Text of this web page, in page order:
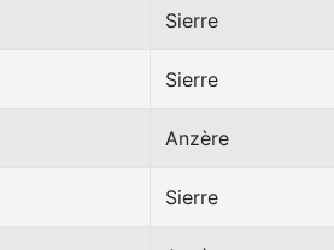
Sierre
Sierre
Anzère
Sierre